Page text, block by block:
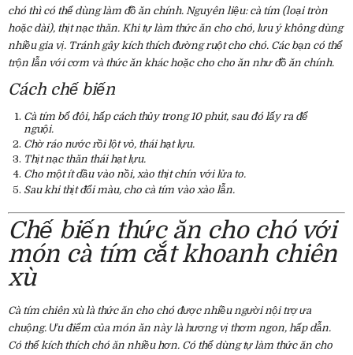
chó thì có thể dùng làm đồ ăn chính. Nguyên liệu: cà tím (loại tròn
hoặc dài), thịt nạc thăn. Khi tự làm thức ăn cho chó, lưu ý không dùng
nhiều gia vị. Tránh gây kích thích đường ruột cho chó. Các bạn có thể
trộn lẫn với cơm và thức ăn khác hoặc cho cho ăn như đồ ăn chính.
Cách chế biến
Cà tím bổ đôi, hấp cách thủy trong 10 phút, sau đó lấy ra để
nguội.
Chờ ráo nước rồi lột vỏ, thái hạt lựu.
Thịt nạc thăn thái hạt lựu.
Cho một ít dầu vào nồi, xào thịt chín với lửa to.
Sau khi thịt đổi màu, cho cà tím vào xào lẫn.
Chế biến thức ăn cho chó với
món cà tím cắt khoanh chiên
xù
Cà tím chiên xù là thức ăn cho chó được nhiều người nội trợ ưa
chuộng. Ưu điểm của món ăn này là hương vị thơm ngon, hấp dẫn.
Có thể kích thích chó ăn nhiều hơn. Có thể dùng tự làm thức ăn cho